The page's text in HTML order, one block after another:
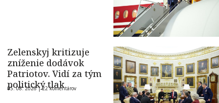
Zelenskyj kritizuje
zníženie dodávok
Patriotov. Vidí za tým
politický tlak
05. 08. 2026 |22 komentárov